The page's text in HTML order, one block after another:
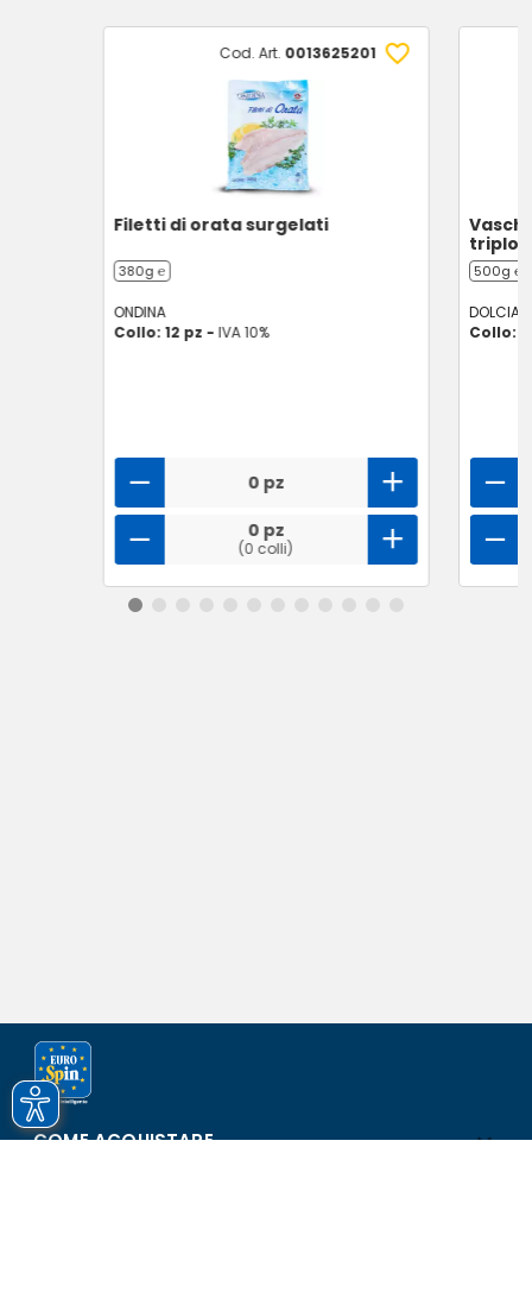
Cod. Art. 0013625201
Filetti di orata surgelati
380g ℮
ONDINA
Collo: 12 pz - IVA 10%
0 pz
0 pz
(0 colli)
triplo
500g ℮
Collo:
COME ACQUISTARE